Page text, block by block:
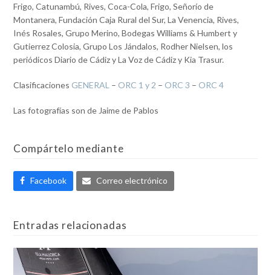
Frigo, Catunambú, Rives, Coca-Cola, Frigo, Señorío de
Montanera, Fundación Caja Rural del Sur, La Venencia, Rives,
Inés Rosales, Grupo Merino, Bodegas Williams & Humbert y
Gutierrez Colosia, Grupo Los Jándalos, Rodher Nielsen, los
periódicos Diario de Cádiz y La Voz de Cádiz y Kia Trasur.
Clasificaciones GENERAL – ORC 1 y 2 – ORC 3 – ORC 4
Las fotografías son de Jaime de Pablos
Compártelo mediante
Facebook Correo electrónico
Entradas relacionadas